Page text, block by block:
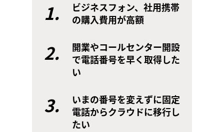
1.
ビジネスフォン、社用携帯
の購入費用が高額
2.
開業やコールセンター開設
で電話番号を早く取得した
い
3.
いまの番号を変えずに固定
電話からクラウドに移行し
たい